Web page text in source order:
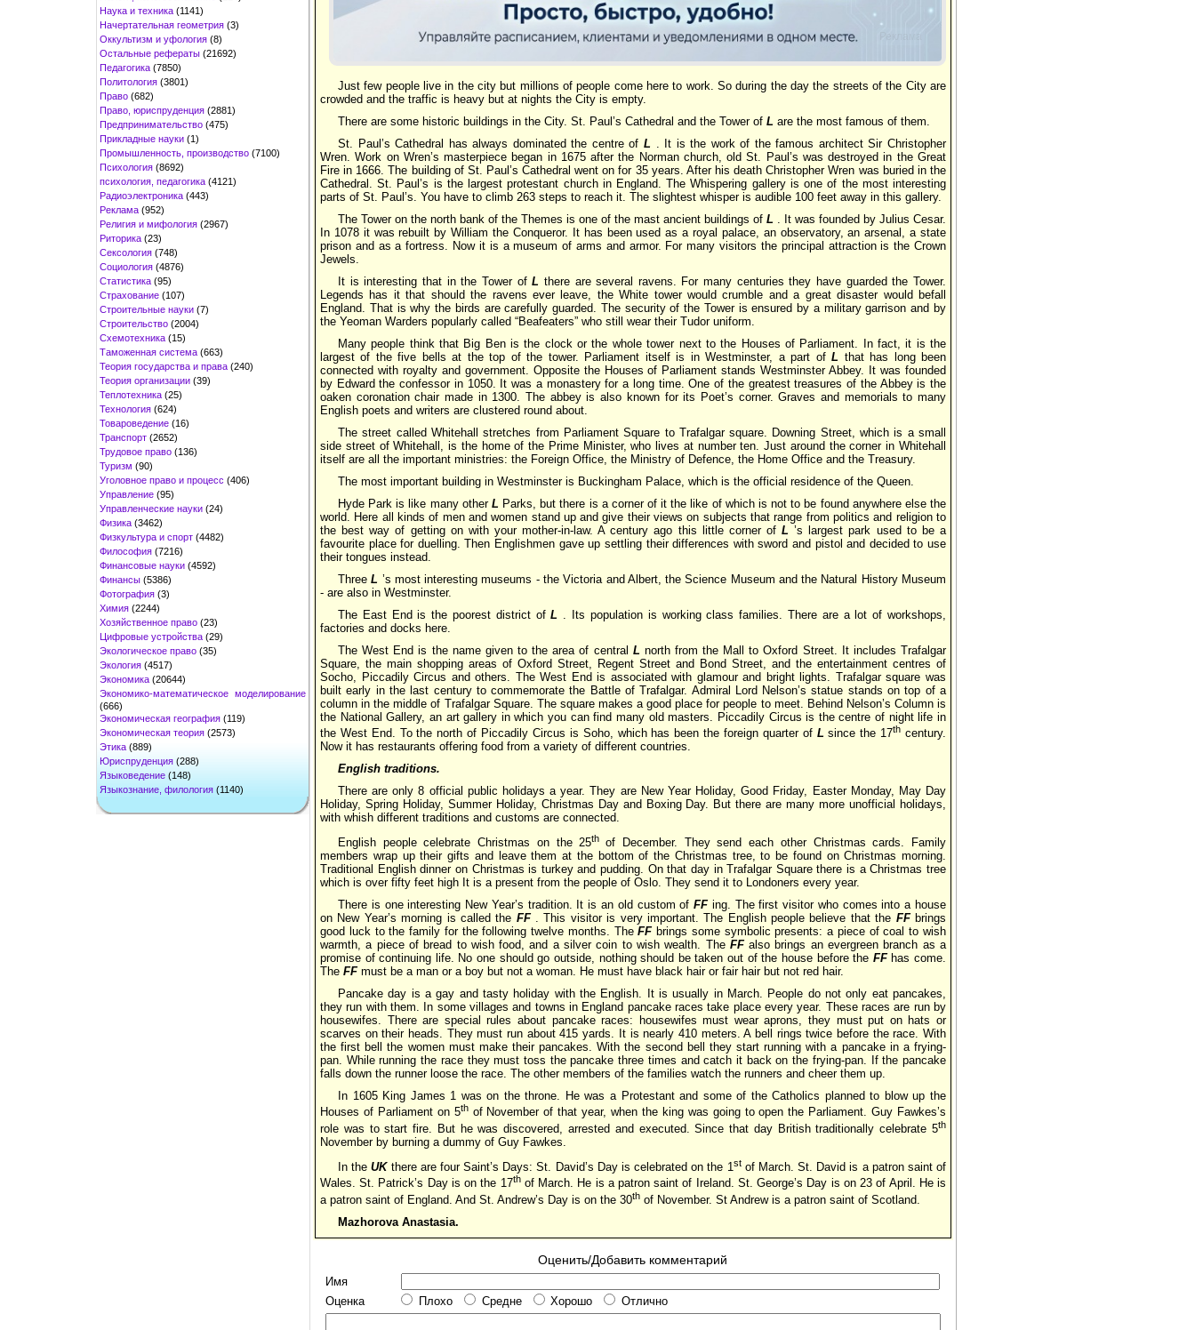
Наука и техника (1141)
Начертательная геометрия (3)
Оккультизм и уфология (8)
Остальные рефераты (21692)
Педагогика (7850)
Политология (3801)
Право (682)
Право, юриспруденция (2881)
Предпринимательство (475)
Прикладные науки (1)
Промышленность, производство (7100)
Психология (8692)
психология, педагогика (4121)
Радиоэлектроника (443)
Реклама (952)
Религия и мифология (2967)
Риторика (23)
Сексология (748)
Социология (4876)
Статистика (95)
Страхование (107)
Строительные науки (7)
Строительство (2004)
Схемотехника (15)
Таможенная система (663)
Теория государства и права (240)
Теория организации (39)
Теплотехника (25)
Технология (624)
Товароведение (16)
Транспорт (2652)
Трудовое право (136)
Туризм (90)
Уголовное право и процесс (406)
Управление (95)
Управленческие науки (24)
Физика (3462)
Физкультура и спорт (4482)
Философия (7216)
Финансовые науки (4592)
Финансы (5386)
Фотография (3)
Химия (2244)
Хозяйственное право (23)
Цифровые устройства (29)
Экологическое право (35)
Экология (4517)
Экономика (20644)
Экономико-математическое моделирование
(666)
Экономическая география (119)
Экономическая теория (2573)
Этика (889)
Юриспруденция (288)
Языковедение (148)
Языкознание, филология (1140)
Just few people live in the city but millions of people come here to work. So during the day the streets of the City are
crowded and the traffic is heavy but at nights the City is empty.
There are some historic buildings in the City. St. Paul’s Cathedral and the Tower of L are the most famous of them.
St. Paul’s Cathedral has always dominated the centre of L
. It is the work of the famous architect Sir Christopher
Wren. Work on Wren’s masterpiece began in 1675 after the Norman church, old St. Paul’s was destroyed in the Great
Fire in 1666. The building of St. Paul’s Cathedral went on for 35 years. After his death Christopher Wren was buried in the
Cathedral. St. Paul’s is the largest protestant church in England. The Whispering gallery is one of the most interesting
parts of St. Paul’s. You have to climb 263 steps to reach it. The slightest whisper is audible 100 feet away in this gallery.
The Tower on the north bank of the Themes is one of the mast ancient buildings of L
. It was founded by Julius Cesar.
In 1078 it was rebuilt by William the Conqueror. It has been used as a royal palace, an observatory, an arsenal, a state
prison and as a fortress. Now it is a museum of arms and armor. For many visitors the principal attraction is the Crown
Jewels.
It is interesting that in the Tower ofL there are several ravens. For many centuries they have guarded the Tower.
Legends has it that should the ravens ever leave, the White tower would crumble and a great disaster would befall
England. That is why the birds are carefully guarded. The security of the Tower is ensured by a military garrison and by
the Yeoman Warders popularly called “Beafeaters” who still wear their Tudor uniform.
Many people think that Big Ben is the clock or the whole tower next to the Houses of Parliament. In fact, it is the
largest of the five bells at the top of the tower. Parliament itself is in Westminster, a part ofL that has long been
connected with royalty and government. Opposite the Houses of Parliament stands Westminster Abbey. It was founded
by Edward the confessor in 1050. It was a monastery for a long time. One of the greatest treasures of the Abbey is the
oaken coronation chair made in 1300. The abbey is also known for its Poet’s corner. Graves and memorials to many
English poets and writers are clustered round about.
The street called Whitehall stretches from Parliament Square to Trafalgar square. Downing Street, which is a small
side street of Whitehall, is the home of the Prime Minister, who lives at number ten. Just around the corner in Whitehall
itself are all the important ministries: the Foreign Office, the Ministry of Defence, the Home Office and the Treasury.
The most important building in Westminster is Buckingham Palace, which is the official residence of the Queen.
Hyde Park is like many other L Parks, but there is a corner of it the like of which is not to be found anywhere else the
world. Here all kinds of men and women stand up and give their views on subjects that range from politics and religion to
the best way of getting on with your mother-in-law. A century ago this little corner ofL ’s largest park used to be a
favourite place for duelling. Then Englishmen gave up settling their differences with sword and pistol and decided to use
their tongues instead.
ThreeL ’s most interesting museums - the Victoria and Albert, the Science Museum and the Natural History Museum
- are also in Westminster.
The East End is the poorest district ofL
. Its population is working class families. There are a lot of workshops,
factories and docks here.
The West End is the name given to the area of central L north from the Mall to Oxford Street. It includes Trafalgar
Square, the main shopping areas of Oxford Street, Regent Street and Bond Street, and the entertainment centres of
Socho, Piccadily Circus and others. The West End is associated with glamour and bright lights. Trafalgar square was
built early in the last century to commemorate the Battle of Trafalgar. Admiral Lord Nelson’s statue stands on top of a
column in the middle of Trafalgar Square. The square makes a good place for people to meet. Behind Nelson’s Column is
the National Gallery, an art gallery in which you can find many old masters. Piccadily Circus is the centre of night life in
the West End. To the north of Piccadily Circus is Soho, which has been the foreign quarter of L since the 17th century.
Now it has restaurants offering food from a variety of different countries.
English traditions.
There are only 8 official public holidays a year. They are New Year Holiday, Good Friday, Easter Monday, May Day
Holiday, Spring Holiday, Summer Holiday, Christmas Day and Boxing Day. But there are many more unofficial holidays,
with whish different traditions and customs are connected.
English people celebrate Christmas on the 25th of December. They send each other Christmas cards. Family
members wrap up their gifts and leave them at the bottom of the Christmas tree, to be found on Christmas morning.
Traditional English dinner on Christmas is turkey and pudding. On that day in Trafalgar Square there is a Christmas tree
which is over fifty feet high It is a present from the people of Oslo. They send it to Londoners every year.
There is one interesting New Year’s tradition. It is an old custom ofFF ing. The first visitor who comes into a house
on New Year’s morning is called the FF . This visitor is very important. The English people believe that the FF brings
good luck to the family for the following twelve months. TheFF brings some symbolic presents: a piece of coal to wish
warmth, a piece of bread to wish food, and a silver coin to wish wealth. The FF also brings an evergreen branch as a
promise of continuing life. No one should go outside, nothing should be taken out of the house before the FF has come.
The FF must be a man or a boy but not a woman. He must have black hair or fair hair but not red hair.
Pancake day is a gay and tasty holiday with the English. It is usually in March. People do not only eat pancakes,
they run with them. In some villages and towns in England pancake races take place every year. These races are run by
housewifes. There are special rules about pancake races: housewifes must wear aprons, they must put on hats or
scarves on their heads. They must run about 415 yards. It is nearly 410 meters. A bell rings twice before the race. With
the first bell the women must make their pancakes. With the second bell they start running with a pancake in a frying-
pan. While running the race they must toss the pancake three times and catch it back on the frying-pan. If the pancake
falls down the runner loose the race. The other members of the families watch the runners and cheer them up.
In 1605 King James 1 was on the throne. He was a Protestant and some of the Catholics planned to blow up the
Houses of Parliament on 5thof November of that year, when the king was going to open the Parliament. Guy Fawkes’s
role was to start fire. But he was discovered, arrested and executed. Since that day British traditionally celebrate 5th
November by burning a dummy of Guy Fawkes.
In theUK there are four Saint’s Days: St. David’s Day is celebrated on the 1stof March. St. David is a patron saint of
Wales. St. Patrick’s Day is on the 17thof March. He is a patron saint of Ireland. St. George’s Day is on 23 of April. He is
a patron saint of England. And St. Andrew’s Day is on the 30th of November. St Andrew is a patron saint of Scotland.
Mazhorova Anastasia.
Оценить/Добавить комментарий
Имя
Оценка
Плохо Средне Хорошо Отлично